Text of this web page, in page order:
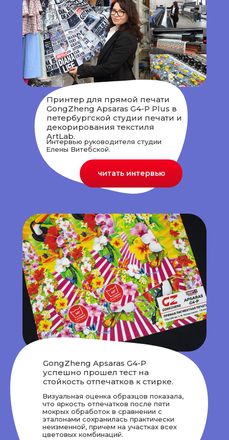
Принтер для прямой печати
GongZheng Apsaras G4-P Plus в
петербургской студии печати и
декорирования текстиля
ArtLab.
Интервью руководителя студии
Елены Витебской.
читать интервью
Визуальная оценка образцов показала,
что яркость отпечатков после пяти
мокрых обработок в сравнении с
эталонами сохранилась практически
неизменной, причем на участках всех
цветовых комбинаций.
GongZheng Apsaras G4-P
успешно прошел тест на
стойкость отпечатков к стирке.